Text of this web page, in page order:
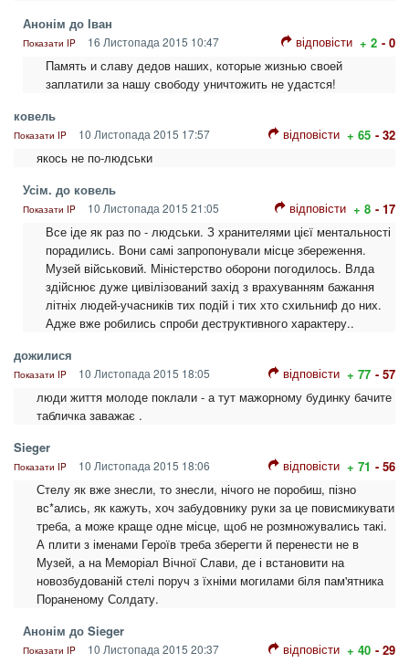
Анонім до Іван
Показати IP 16 Листопада 2015 10:47 відповісти + 2 - 0
Память и славу дедов наших, которые жизнью своей
заплатили за нашу свободу уничтожить не удастся!
ковель
Показати IP 10 Листопада 2015 17:57 відповісти + 65 - 32
якось не по-людськи
Усім. до ковель
Показати IP 10 Листопада 2015 21:05 відповісти + 8 - 17
Все іде як раз по - людськи. З хранителями цієї ментальності
порадились. Вони самі запропонували місце збереження.
Музей військовий. Міністерство оборони погодилось. Влда
здійснює дуже цивілізований захід з врахуванням бажання
літніх людей-учасників тих подій і тих хто схильниф до них.
Адже вже робились спроби деструктивного характеру..
дожилися
Показати IP 10 Листопада 2015 18:05 відповісти + 77 - 57
люди життя молоде поклали - а тут мажорному будинку бачите
табличка заважає .
Sieger
Показати IP 10 Листопада 2015 18:06 відповісти + 71 - 56
Стелу як вже знесли, то знесли, нічого не поробиш, пізно
вс*ались, як кажуть, хоч забудовнику руки за це повисмикувати
треба, а може краще одне місце, щоб не розмножувались такі.
А плити з іменами Героїв треба зберегти й перенести не в
Музей, а на Меморіал Вічної Слави, де і встановити на
новозбудованій стелі поруч з їхніми могилами біля пам'ятника
Пораненому Солдату.
Анонім до Sieger
Показати IP 10 Листопада 2015 20:37 відповісти + 40 - 29